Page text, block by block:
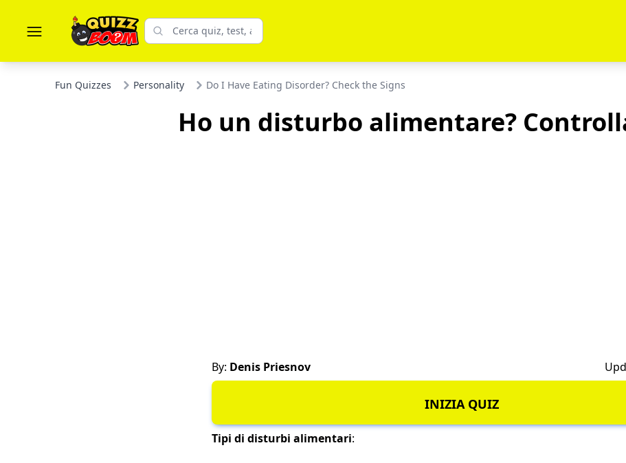
Fun Quizzes Personality Do I Have Eating Disorder? Check the Signs
Ho un disturbo alimentare?
By: Denis Priesnov
INIZIA QUIZ
Tipi di disturbi alimentari: